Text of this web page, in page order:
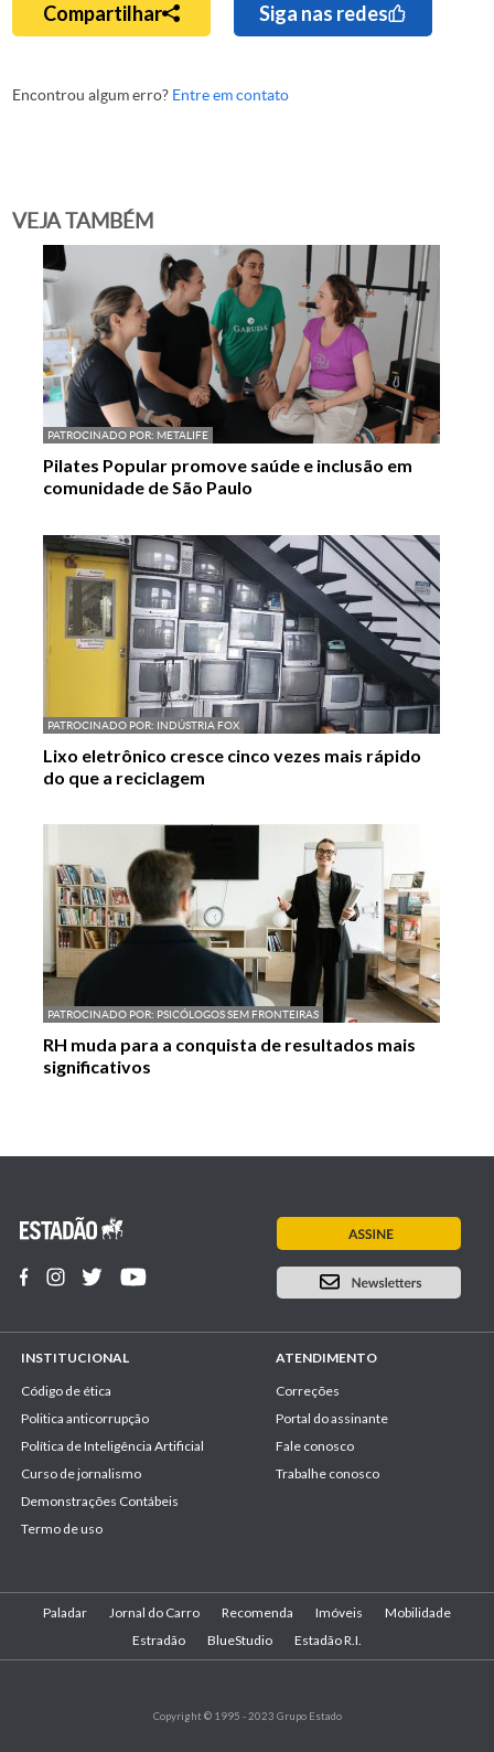
Compartilhar Siga nas redes
Encontrou algum erro? Entre em contato
VEJA TAMBÉM
PATROCINADO POR: METALIFE
Pilates Popular promove saúde e inclusão em
comunidade de São Paulo
PATROCINADO POR: INDÚSTRIA FOX
Lixo eletrônico cresce cinco vezes mais rápido
do que a reciclagem
PATROCINADO POR: PSICÓLOGOS SEM FRONTEIRAS
RH muda para a conquista de resultados mais
significativos
INSTITUCIONAL
Código de ética
Politica anticorrupção
Política de Inteligência Artificial
Curso de jornalismo
Demonstrações Contábeis
Termo de uso
ATENDIMENTO
Correções
Portal do assinante
Fale conosco
Trabalhe conosco
Paladar Jornal do Carro Recomenda Imóveis
Mobilidade
Estradão
BlueStudio Estadão R.I.
Copyright © 1995 - 2023 Grupo Estado